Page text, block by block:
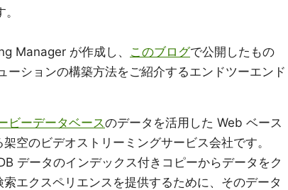
Manager が作成し、 このブログで公開したもの
ションの構築方法をご紹介するエンドツーエンド
ビーデータベースのデータを活用した Web ベース
空のビデオストリーミングサービス会社です。
データのインデックス付きコピーからデータをク
エクスペリエンスを提供するために、そのデータ